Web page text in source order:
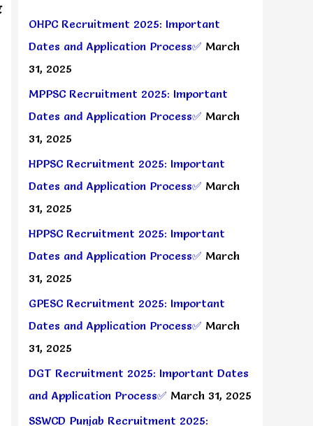
OHPC Recruitment 2025: Important
Dates and Application Process✅ March
31, 2025
MPPSC Recruitment 2025: Important
Dates and Application Process✅ March
31, 2025
HPPSC Recruitment 2025: Important
Dates and Application Process✅ March
31, 2025
HPPSC Recruitment 2025: Important
Dates and Application Process✅ March
31, 2025
GPESC Recruitment 2025: Important
Dates and Application Process✅ March
31, 2025
DGT Recruitment 2025: Important Dates
and Application Process✅ March 31, 2025
SSWCD Punjab Recruitment 2025: